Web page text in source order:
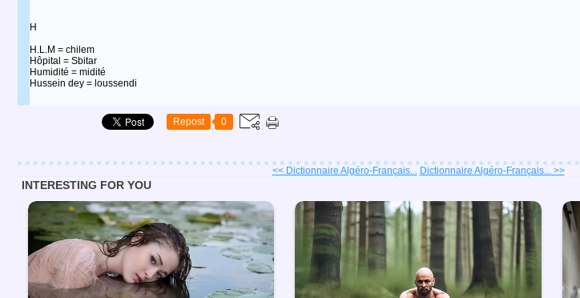
H
H.L.M = chilem
Hôpital = Sbitar
Humidité = midité
Hussein dey = loussendi
Repost 0
<< Dictionnaire Algéro-Français... Dictionnaire Algéro-Français... >>